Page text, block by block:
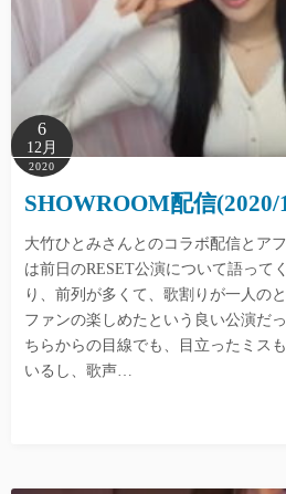
6
12月
2020
SHOWROOM配信(2020/
大竹ひとみさんとのコラボ配信とア
は前日のRESET公演について語って
り、前列が多くて、歌割りが一人の
ファンの楽しめたという良い公演だ
ちらからの目線でも、目立ったミス
いるし、歌声…